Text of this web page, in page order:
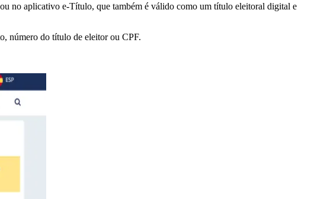
ou no aplicativo e-Título, que também é válido como um título eleitoral digital e
número do título de eleitor ou CPF.